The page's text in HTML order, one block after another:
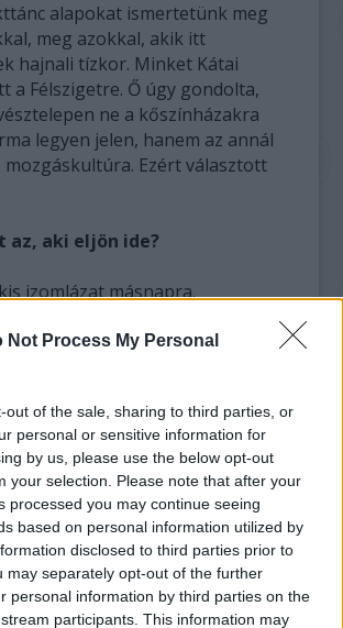
Not Process My Personal
out of the sale, sharing to third parties, or
personal or sensitive information for
by us, please use the below opt-out
your selection. Please note that after your
processed you may continue seeing
based on personal information utilized by
disclosed to third parties prior to
may separately opt-out of the further
personal information by third parties on the
participants. This information may
alapokat ismertetünk meg
meg azokkal, akik itt
hajnali tízkor. Minket Kátai
a Félszigetre. Ő úgy gondolta,
ne a kőszínházakra
legyen jelen, hanem az annál
Ezért választott
az, aki eljön ide?
izomlázat másnapra.
ebbe a világba, ebbe a színházi
mi művelünk. Megnézheti
hogyan alukul ki egy-egy
az agyat. Teljesen
egy mozgásszínész, mint
magatokat a fesztiválon?
leszámítva jól.
négy nap alatt megmutatni
nyelvet az embereknek.